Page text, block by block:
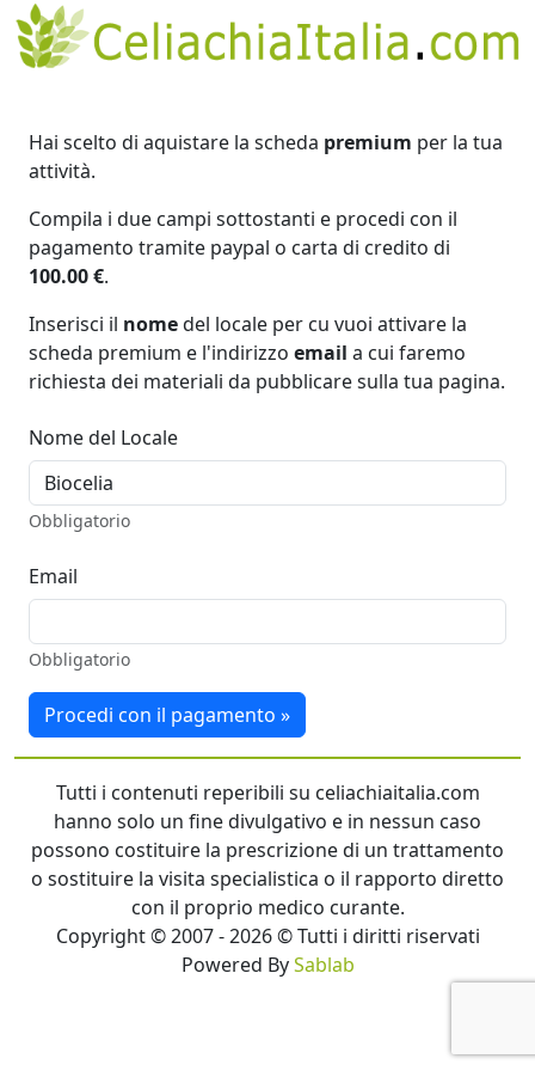
Hai scelto di aquistare la scheda premium per la tua
attività.
Compila i due campi sottostanti e procedi con il
pagamento tramite paypal o carta di credito di
100.00 €.
Inserisci il nomedel locale per cu vuoi attivare la
scheda premium e l'indirizzo email a cui faremo
richiesta dei materiali da pubblicare sulla tua pagina.
Nome del Locale
Obbligatorio
Email
Obbligatorio
Procedi con il pagamento »
Tutti i contenuti reperibili su celiachiaitalia.com
hanno solo un fine divulgativo e in nessun caso
possono costituire la prescrizione di un trattamento
o sostituire la visita specialistica o il rapporto diretto
con il proprio medico curante.
Copyright © 2007 - 2026 © Tutti i diritti riservati
Powered BySablab